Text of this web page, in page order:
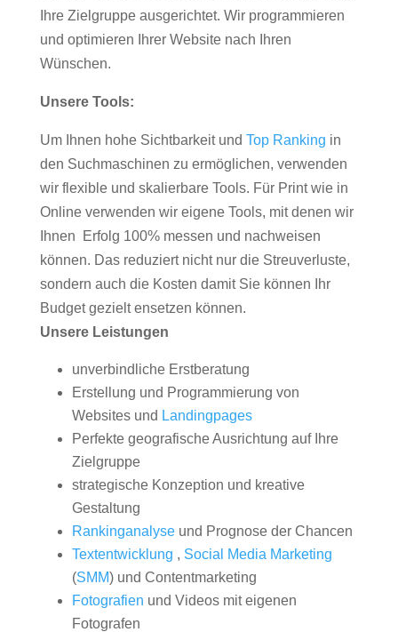
Ihre Zielgruppe ausgerichtet. Wir programmieren
und optimieren Ihrer Website nach Ihren
Wünschen.
Unsere Tools:
Um Ihnen hohe Sichtbarkeit und Top Ranking in
den Suchmaschinen zu ermöglichen, verwenden
wir flexible und skalierbare Tools. Für Print wie in
Online verwenden wir eigene Tools, mit denen wir
Ihnen Erfolg 100% messen und nachweisen
können. Das reduziert nicht nur die Streuverluste,
sondern auch die Kosten damit Sie können Ihr
Budget gezielt ensetzen können.
Unsere Leistungen
unverbindliche Erstberatung
Erstellung und Programmierung von
Websites und Landingpages
Perfekte geografische Ausrichtung auf Ihre
Zielgruppe
strategische Konzeption und kreative
Gestaltung
Rankinganalyseund Prognose der Chancen
Textentwicklung , Social Media Marketing
(SMM) und Contentmarketing
Fotografien und Videos mit eigenen
Fotografen